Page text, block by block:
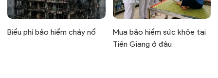
Biểu phí bảo hiểm cháy nổ
Mua bảo hiểm sức khỏe tại
Tiền Giang ở đâu